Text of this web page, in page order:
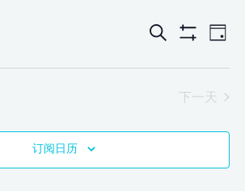
活
动
索
和
搜
活
图
导
日
下一天
订阅日历